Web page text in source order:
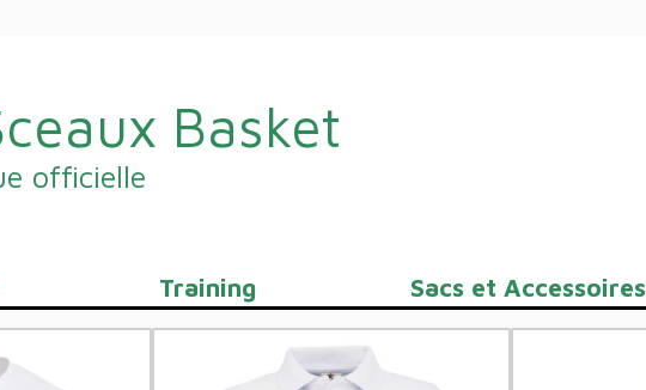
Basket
officielle
Training Sacs et Accessoires